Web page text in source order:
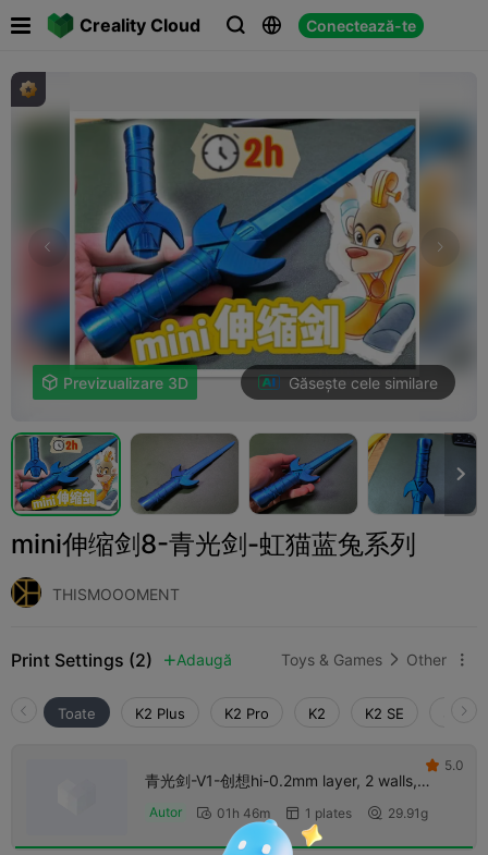
Creality Cloud   Conectează-te
 Previzualizare 3D Găsește cele similare

mini伸缩剑8-青光剑-虹猫蓝兔系列
THISMOOOMENT
Print Settings (2)  Adaugă Toys & Games  Other 
Toate K2 Plus K2 Pro K2 K2 SE
青光剑-V1-创想hi-0.2mm layer, 2 walls,
Autor  01h 46m  1 plates  29.91g
 5.0